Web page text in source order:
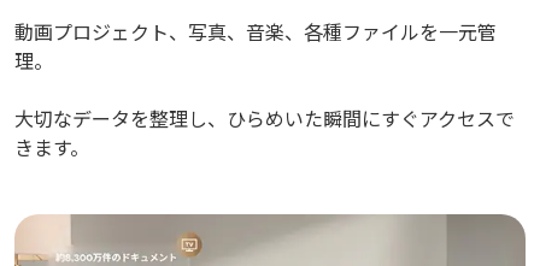
動画プロジェクト、写真、音楽、各種ファイルを一元管
理。
大切なデータを整理し、ひらめいた瞬間にすぐアクセスで
きます。